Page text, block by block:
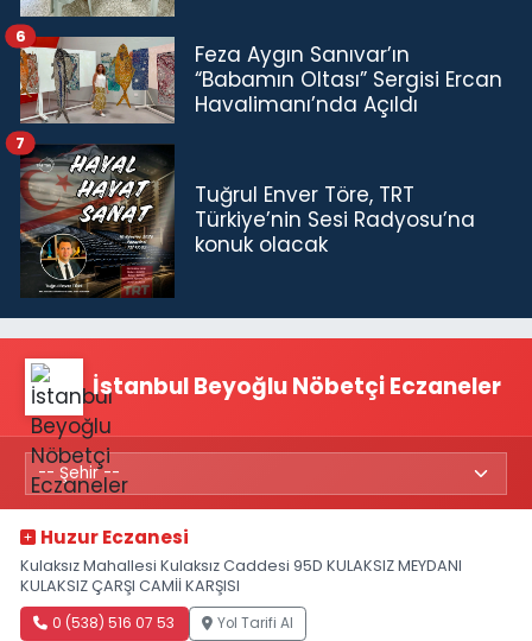
Feza Aygın Sanıvar’ın
“Babamın Oltası” Sergisi Ercan
Havalimanı’nda Açıldı
6
Tuğrul Enver Töre, TRT
Türkiye’nin Sesi Radyosu’na
konuk olacak
7
İstanbul Beyoğlu Nöbetçi Eczaneler
Huzur Eczanesi
Kulaksız Mahallesi Kulaksız Caddesi 95D KULAKSIZ MEYDANI
KULAKSIZ ÇARŞI CAMİİ KARŞISI
0 (538) 516 07 53 Yol Tarifi Al